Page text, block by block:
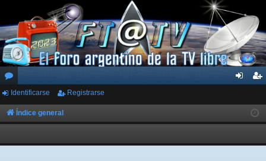
or
os
ar
ist
rs
Identificarse Registrarse
Índice general